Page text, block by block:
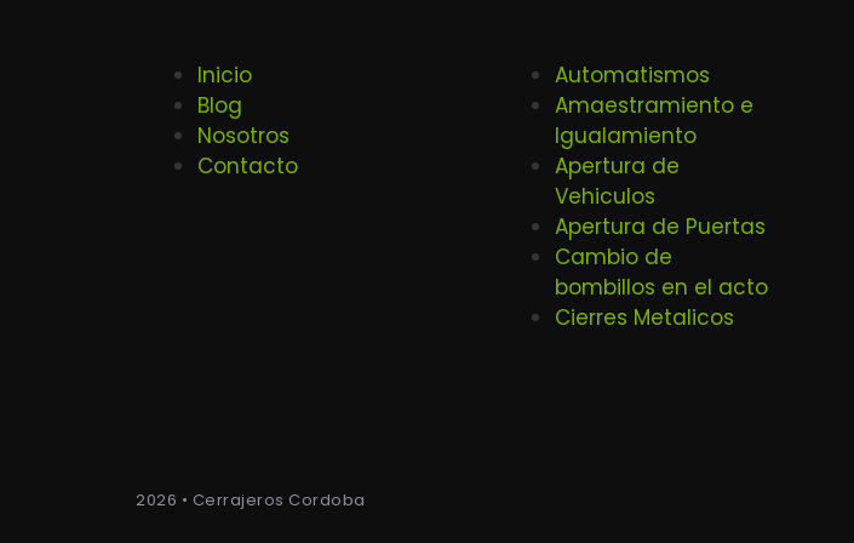
Inicio
Blog
Nosotros
Contacto
Automatismos
Amaestramiento e
Igualamiento
Apertura de
Vehiculos
Apertura de Puertas
Cambio de
bombillos en el acto
Cierres Metalicos
2026 • Cerrajeros Cordoba